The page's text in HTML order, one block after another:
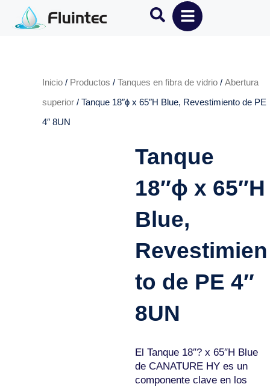
Inicio / Productos / Tanques en fibra de vidrio / Abertura
superior / Tanque 18″ɸ x 65″H Blue, Revestimiento de PE
4″ 8UN
Tanque
18″ɸ x 65″H
Blue,
Revestimien
to de PE 4″
8UN
El Tanque 18″? x 65″H Blue
de CANATURE HY es un
componente clave en los